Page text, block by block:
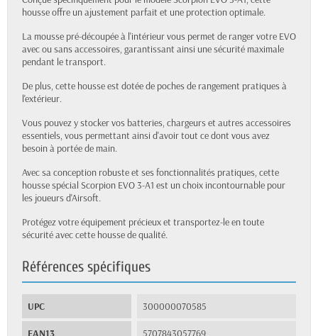
housse offre un ajustement parfait et une protection optimale.
La mousse pré-découpée à l'intérieur vous permet de ranger votre EVO
avec ou sans accessoires, garantissant ainsi une sécurité maximale
pendant le transport.
De plus, cette housse est dotée de poches de rangement pratiques à
l'extérieur.
Vous pouvez y stocker vos batteries, chargeurs et autres accessoires
essentiels, vous permettant ainsi d'avoir tout ce dont vous avez
besoin à portée de main.
Avec sa conception robuste et ses fonctionnalités pratiques, cette
housse spécial Scorpion EVO 3-A1 est un choix incontournable pour
les joueurs d'Airsoft.
Protégez votre équipement précieux et transportez-le en toute
sécurité avec cette housse de qualité.
Références spécifiques
UPC 300000070585
EAN13 5707843057769